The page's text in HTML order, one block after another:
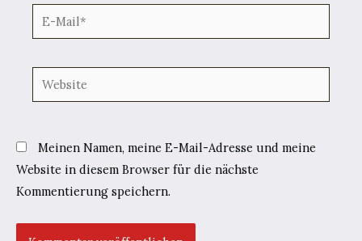
E-
Mail*
Website
Meinen Namen, meine E-Mail-Adresse und meine
Website in diesem Browser für die nächste
Kommentierung speichern.